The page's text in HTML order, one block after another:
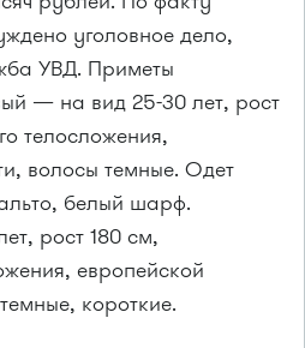
уголовное дело,
УВД. Приметы
— на вид 25-30 лет, рост
телосложения,
волосы темные. Одет
белый шарф.
рост 180 см,
европейской
короткие.